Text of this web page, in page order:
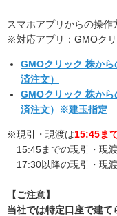
スマホアプリからの操作
※対応アプリ：GMOク
GMOクリック 株か
済注文）
GMOクリック 株か
済注文）※建玉指定
※現引・現渡は15:45ま
15:45までの現引・現
17:30以降の現引・現
【ご注意】
当社では特定口座で建